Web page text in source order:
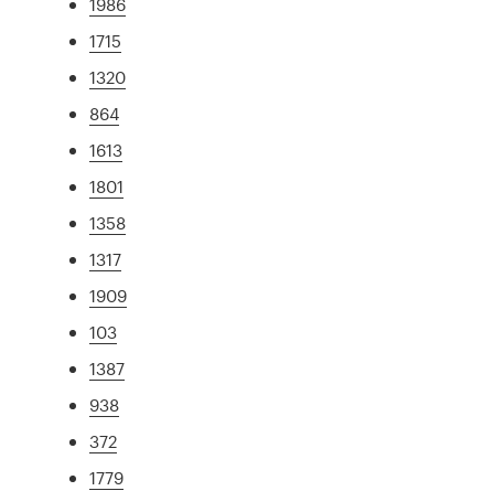
1715
1320
864
1613
1801
1358
1317
1909
103
1387
938
372
1779